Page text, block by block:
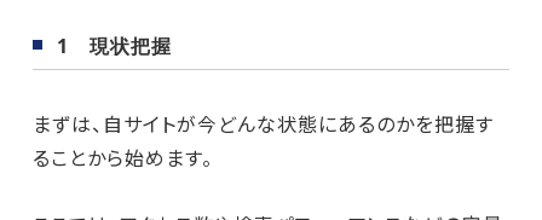
1 現状把握
まずは、自サイトが今どんな状態にあるのかを把握す
ることから始めます。